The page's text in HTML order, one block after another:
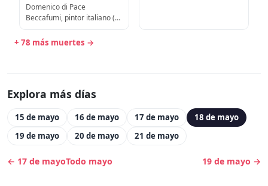
Domenico di Pace
Beccafumi, pintor italiano (n.
+ 78 más muertes →
Explora más días
15 de mayo 16 de mayo 17 de mayo
18 de mayo
19 de mayo
20 de mayo 21 de mayo
← 17 de mayoTodo mayo 19 de mayo →